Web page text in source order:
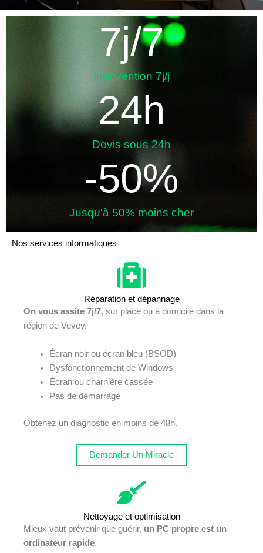
Intervention 7j/j
7j/7
Devis sous 24h
24h
Jusqu'à 50% moins cher​
-50%
Nos services informatiques
Réparation et dépannage
On vous assite 7j/7, sur place ou à domicile dans la
région de Vevey.
Écran noir ou écran bleu (BSOD)
Dysfonctionnement de Windows
Écran ou charnière cassée
Pas de démarrage
Obtenez un diagnostic en moins de 48h.
Demander Un Miracle
Nettoyage et optimisation
Mieux vaut prévenir que guérir, un PC propre est un
ordinateur rapide.